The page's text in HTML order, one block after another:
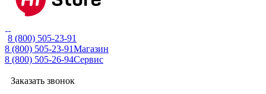
8 (800) 505-23-91
8 (800) 505-23-91Магазин
8 (800) 505-26-94Сервис
Заказать звонок